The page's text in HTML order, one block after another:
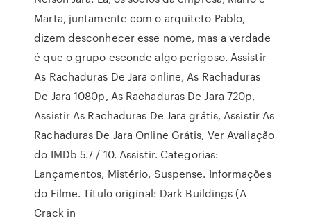
Marta, juntamente com o arquiteto Pablo,
dizem desconhecer esse nome, mas a verdade
é que o grupo esconde algo perigoso. Assistir
As Rachaduras De Jara online, As Rachaduras
De Jara 1080p, As Rachaduras De Jara 720p,
Assistir As Rachaduras De Jara grátis, Assistir As
Rachaduras De Jara Online Grátis, Ver Avaliação
do IMDb 5.7 / 10. Assistir. Categorias:
Lançamentos, Mistério, Suspense. Informações
do Filme. Título original: Dark Buildings (A
Crack in